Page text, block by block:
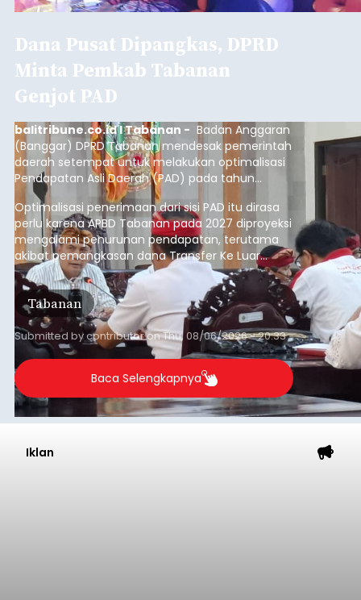
Dana Pusat Dipangkas, DPRD
Minta Pemkab Tabanan
Genjot PAD
balitribune.co.id I Tabanan - Badan Anggaran
(Banggar) DPRD Tabanan mendesak pemerintah
daerah setempat untuk melakukan optimalisasi
Pendapatan Asli Daerah (PAD) pada tahun
anggaran 2027.
Optimalisasi penerimaan dari sisi PAD itu dirasa
perlu karena APBD Tabanan pada 2027 diproyeksi
mengalami penurunan pendapatan, terutama
akibat pemangkasan dana Transfer Ke Luar
Daerah (TKD) dari pemerintah pusat.
Tabanan
Submitted bycontributoronThu, 08/06/2026 - 20:33
Baca Selengkapnya
Iklan